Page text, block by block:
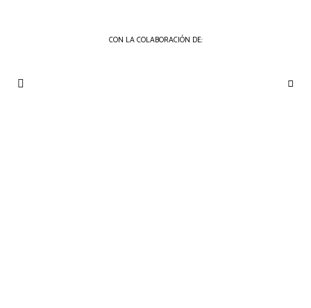
CON LA COLABORACIÓN DE: